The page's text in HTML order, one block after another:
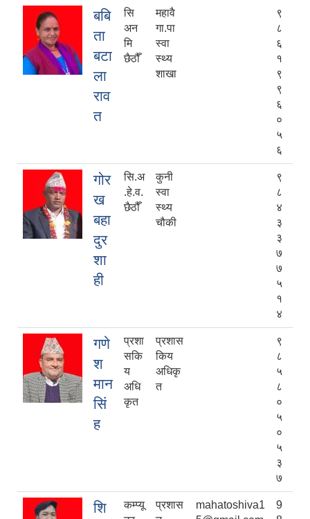
बबि
ता
बटा
ला
राव
त
सि
अन
मि
छैठौँ
महावै
गा.पा
स्वा
स्थ्य
शाखा
९
८
६
१
९
९
६
०
५
६
गोर
ख
बहा
दुर
शा
ही
सि.अ
.हे.व.
छैठौँ
कुनी
स्वा
स्थ्य
चौकी
९
८
४
३
३
७
७
५
१
४
गणे
श
मान
सिं
ह
प्रशा
सकि
य
अधि
कृत
प्रशास
किय
अधिकृ
त
९
८
५
८
०
५
०
५
३
७
शि
कम्प्यू
प्रशास
mahatoshiva1
9